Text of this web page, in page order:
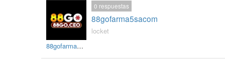
88gofarma5sacom
88gofarma5sacom
0 respuestas
locket